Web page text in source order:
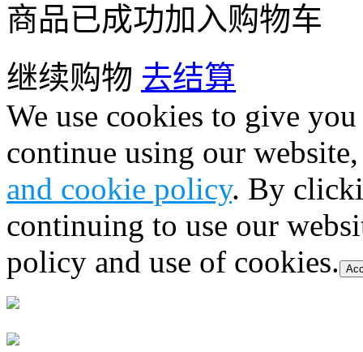
商品已成功加入购物车
继续购物 去结算
We use cookies to give
continue using our
and cookie policy. By
continuing to use our
policy and use of cookies.